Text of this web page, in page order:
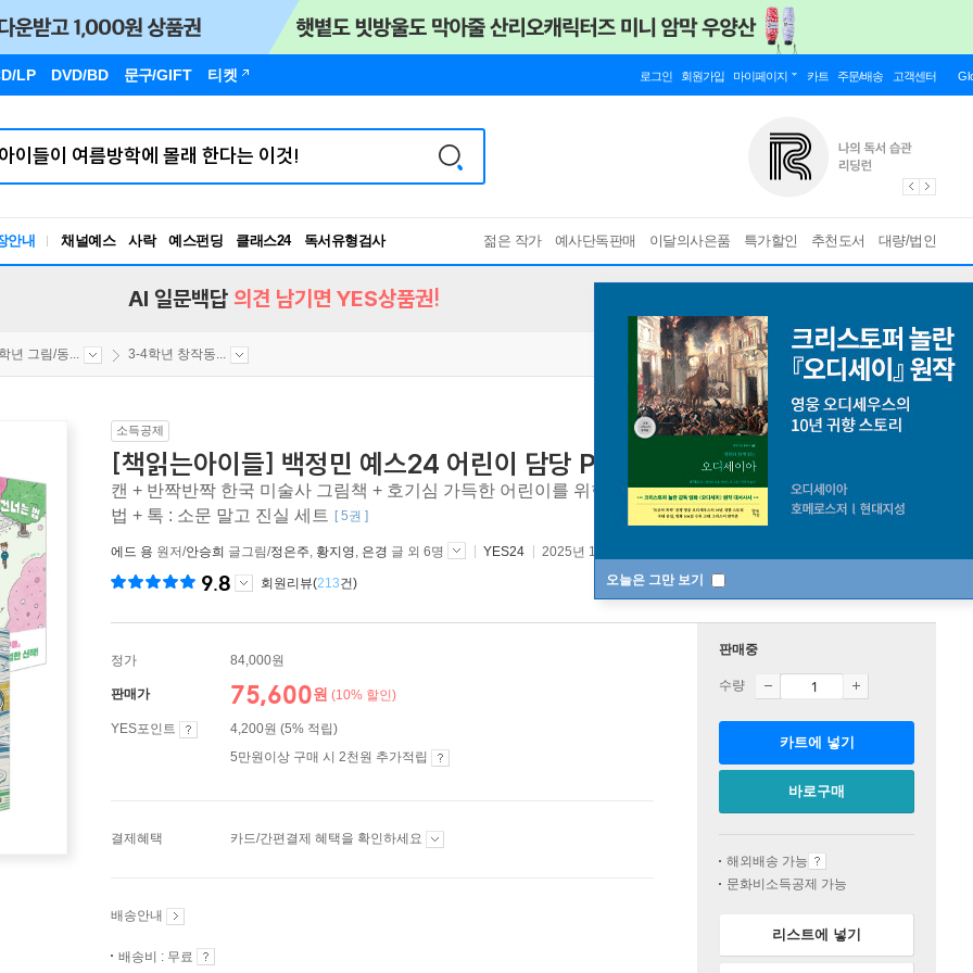
LP DVD/BD 문구/GIFT 티켓 로그인 회원가입 마이페이지 카트 주문/배송 고객센터
안내 채널예스 사락 예스펀딩 클래스24
독서유형검사
RBTI Lab
젊은 작가 예사단독판매 이달의사은품 특가할인 추천도서 대량/법인
오늘은 그만 보기
AI 일문백답 의견 남기면 YES상품권!
년 그림/동... 3-4학년 창작동...
소득공제
[책읽는아이들] 백정민 예스24 어린이 담당 PD 추천 초등 5~6학년 세트
캔 + 반짝반짝 한국 미술사 그림책 + 호기심 가득한 어린이를 위한 이토록 굉장한 세계 + 우리가 봄을 건너는
법 + 톡 : 소문 말고 진실 세트
[ 5권 ]
에드 용 원저/안승희 글그림/정은주, 황지영, 은경 글 외 6명 YES24 2025년 11월 19일
9.8 회원리뷰(213건)
정가 84,000원
판매가 75,600원 (10% 할인)
YES포인트
4,200원 (5% 적립)
5만원이상 구매 시 2천원 추가적립
결제혜택 카드/간편결제 혜택을 확인하세요
배송안내
배송비 : 무료
판매중
수량
카트에 넣기
바로구매
해외배송 가능
문화비소득공제 가능
리스트에 넣기